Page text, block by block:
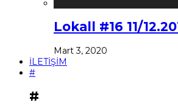
Lokall #16 11/
Mart 3, 2020
İLETİŞİM
#
#